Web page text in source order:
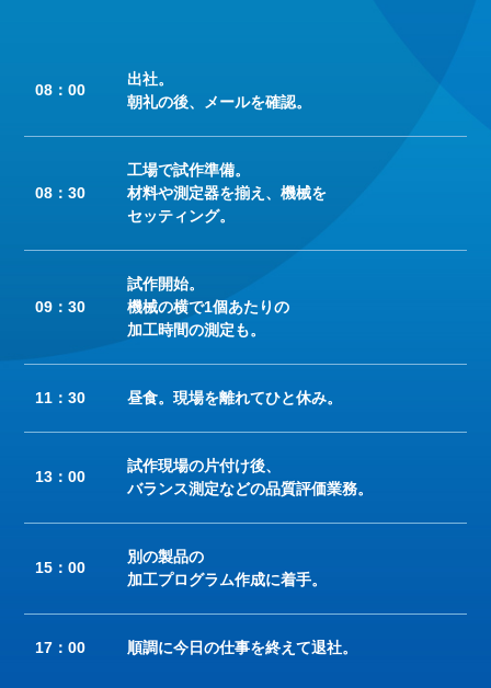
08：00
出社。
朝礼の後、メールを確認。
08：30
工場で試作準備。
材料や測定器を揃え、機械を
セッティング。
09：30
試作開始。
機械の横で1個あたりの
加工時間の測定も。
11：30 昼食。現場を離れてひと休み。
13：00
試作現場の片付け後、
バランス測定などの品質評価業務。
15：00
別の製品の
加工プログラム作成に着手。
17：00 順調に今日の仕事を終えて退社。